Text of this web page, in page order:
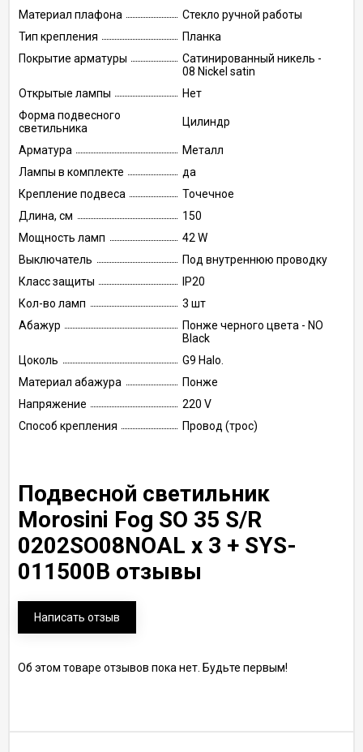
Материал плафона
Стекло ручной работы
Тип крепления
Планка
Покрытие арматуры
Сатинированный никель -
08 Nickel satin
Открытые лампы
Нет
Форма подвесного
светильника
Цилиндр
Арматура
Металл
Лампы в комплекте
да
Крепление подвеса
Точечное
Длина, см
150
Мощность ламп
42 W
Выключатель
Под внутреннюю проводку
Класс защиты
IP20
Кол-во ламп
3 шт
Абажур
Понже черного цвета - NO
Black
Цоколь
G9 Halo.
Материал абажура
Понже
Напряжение
220 V
Способ крепления
Провод (трос)
Подвесной светильник
Morosini Fog SO 35 S/R
0202SO08NOAL x 3 + SYS-
011500B отзывы
Написать отзыв
Об этом товаре отзывов пока нет. Будьте первым!